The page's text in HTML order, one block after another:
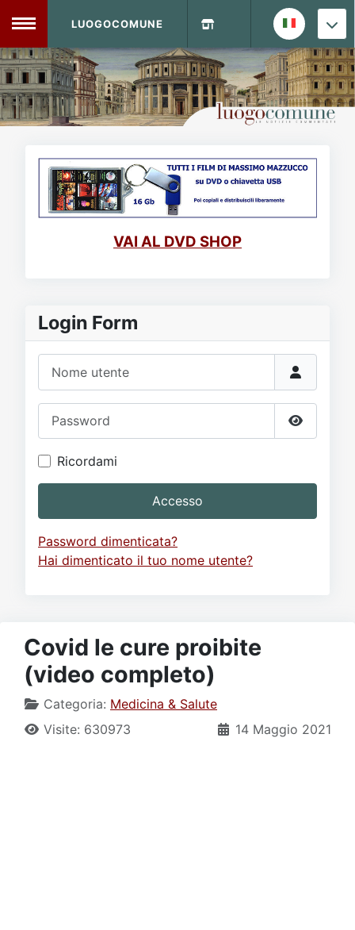
MENU
Home
DVD Shop
Sito
Forum
LUOGOCOMUNE
VAI AL DVD SHOP
Login Form
Mostra
Ricordami
Accesso
Password dimenticata?
Hai dimenticato il tuo nome utente?
Covid le cure proibite
(video completo)
Categoria: Medicina & Salute
14 Maggio 2021
Visite: 630973